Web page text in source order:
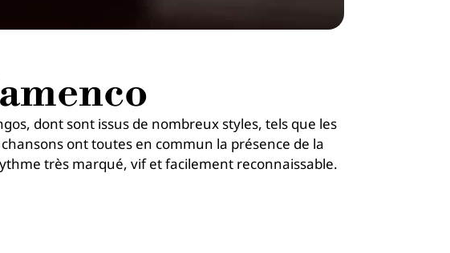
dont sont issus de nombreux styles, tels que les
ont toutes en commun la présence de la
très marqué, vif et facilement reconnaissable.